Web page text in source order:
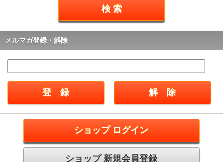
メルマガ登録・解除
ショップ ログイン
ショップ 新規会員登録